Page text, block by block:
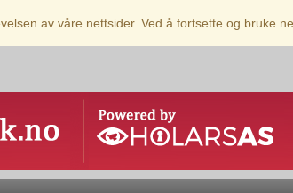
av våre nettsider. Ved å fortsette og bruke